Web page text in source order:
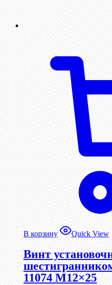
В корзину Quick View
Винт
11074 М12×25